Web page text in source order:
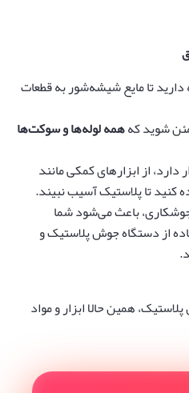
تا مایع شیشه‌شور به قطعات
شوید کههمه لوله‌ها و سوکت‌ها
از ابزارهای کمکی مانند
تا پلاستیک آسیب نبیند.
باعث می‌شود شما
از دستگاه جوش پلاستیک و
همین حالا ابزار و مواد